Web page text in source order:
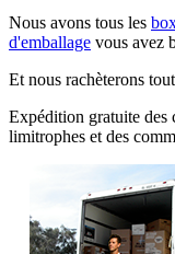
Nous avons tous les
d'emballage vous avez
Et nous rachèterons
Expédition gratuite des
limitrophes et des